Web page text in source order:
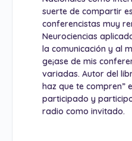
suerte de compartir
conferencistas muy
Neurociencias
la comunicación y al
ge¡ase de mis
variadas. Autor del
haz que te compren”
participado y
radio como invitado.